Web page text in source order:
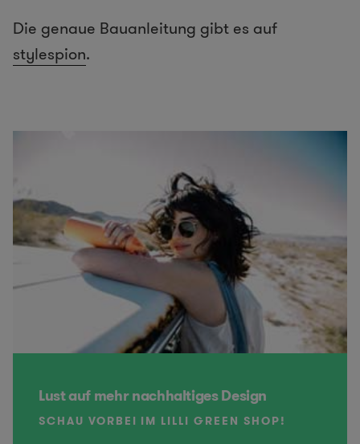
Die genaue Bauanleitung gibt es auf
stylespion.
Lust auf mehr nachhaltiges Design
SCHAU VORBEI IM LILLI GREEN SHOP!